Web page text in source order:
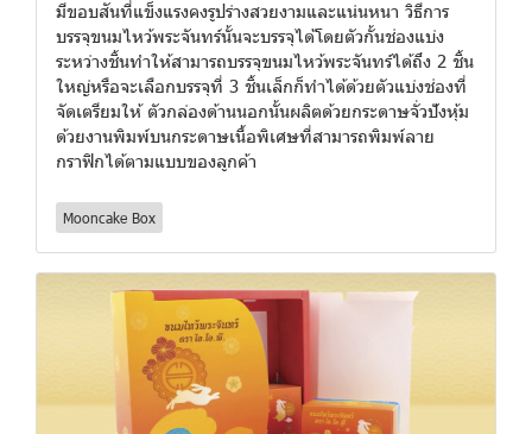
มีขอบสันที่แข็งแรงคงรูปร่างสวยงามและแน่นหนา วิธีการ
บรรจุขนมไหว้พระจันทร์นั้นจะบรรจุได้โดยตัวกั้นช่องแบ่ง
ระหว่างชิ้นทำให้สามารถบรรจุขนมไหว้พระจันทร์ได้ถึง 2 ชิ้น
ใหญ่หรือจะเลือกบรรจุที่ 3 ชิ้นเล็กก็ทำได้ด้วยตัวแบ่งช่องที่
จัดเตรียมให้ ตัวกล่องด้านนอกนั้นผลิตด้วยกระดาษจั่วปังหุ้ม
ด้วยงานพิมพ์บนกระดาษเนื้อพิเศษที่สามารถพิมพ์ลาย
กราฟิกได้ตามแบบของลูกค้า
Mooncake Box